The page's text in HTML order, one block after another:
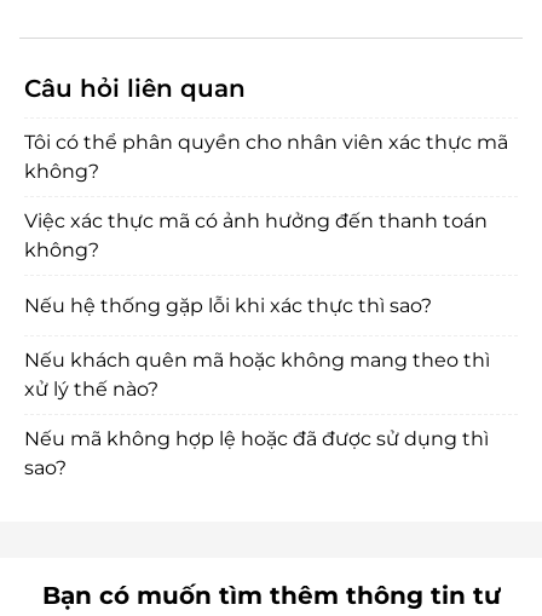
Câu hỏi liên quan
Tôi có thể phân quyền cho nhân viên xác thực mã
không?
Việc xác thực mã có ảnh hưởng đến thanh toán
không?
Nếu hệ thống gặp lỗi khi xác thực thì sao?
Nếu khách quên mã hoặc không mang theo thì
xử lý thế nào?
Nếu mã không hợp lệ hoặc đã được sử dụng thì
sao?
Bạn có muốn tìm thêm thông tin tư